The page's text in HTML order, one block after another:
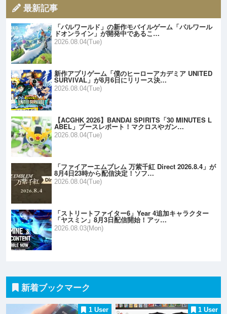
最新記事
「パルワールド」の新作モバイルゲーム「パルワール
ドオンライン」が開発中であるこ…
2026.08.04(Tue)
新作アプリゲーム「僕のヒーローアカデミア UNITED
SURVIVAL」が8月6日にリリース決…
2026.08.04(Tue)
【ACGHK 2026】BANDAI SPIRITS「30 MINUTES L
ABEL」ブースレポート！マクロスやガン…
2026.08.04(Tue)
「ファイアーエムブレム 万紫千紅 Direct 2026.8.4」が
8月4日23時から配信決定！ソフ…
2026.08.04(Tue)
「ストリートファイター6」Year 4追加キャラクター
「ヤスミン」8月3日配信開始！アッ…
2026.08.03(Mon)
新着ブックマーク
1 User 1 User